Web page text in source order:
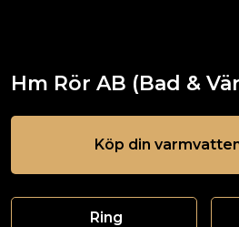
Hm Rör AB (Bad &
Köp din
Ring